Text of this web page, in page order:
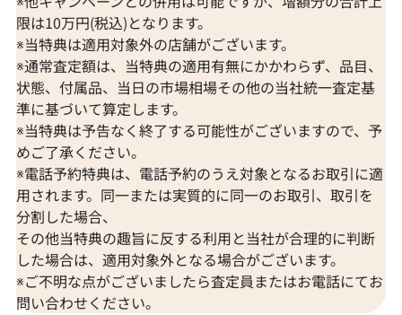
限は10万円(税込)となります。
※当特典は適用対象外の店舗がございます。
※通常査定額は、当特典の適用有無にかかわらず、品目、
状態、付属品、当日の市場相場その他の当社統一査定基
準に基づいて算定します。
※当特典は予告なく終了する可能性がございますので、予
めご了承ください。
※電話予約特典は、電話予約のうえ対象となるお取引に適
用されます。同一または実質的に同一のお取引、取引を
分割した場合、
その他当特典の趣旨に反する利用と当社が合理的に判断
した場合は、適用対象外となる場合がございます。
※ご不明な点がございましたら査定員またはお電話にてお
問い合わせください。